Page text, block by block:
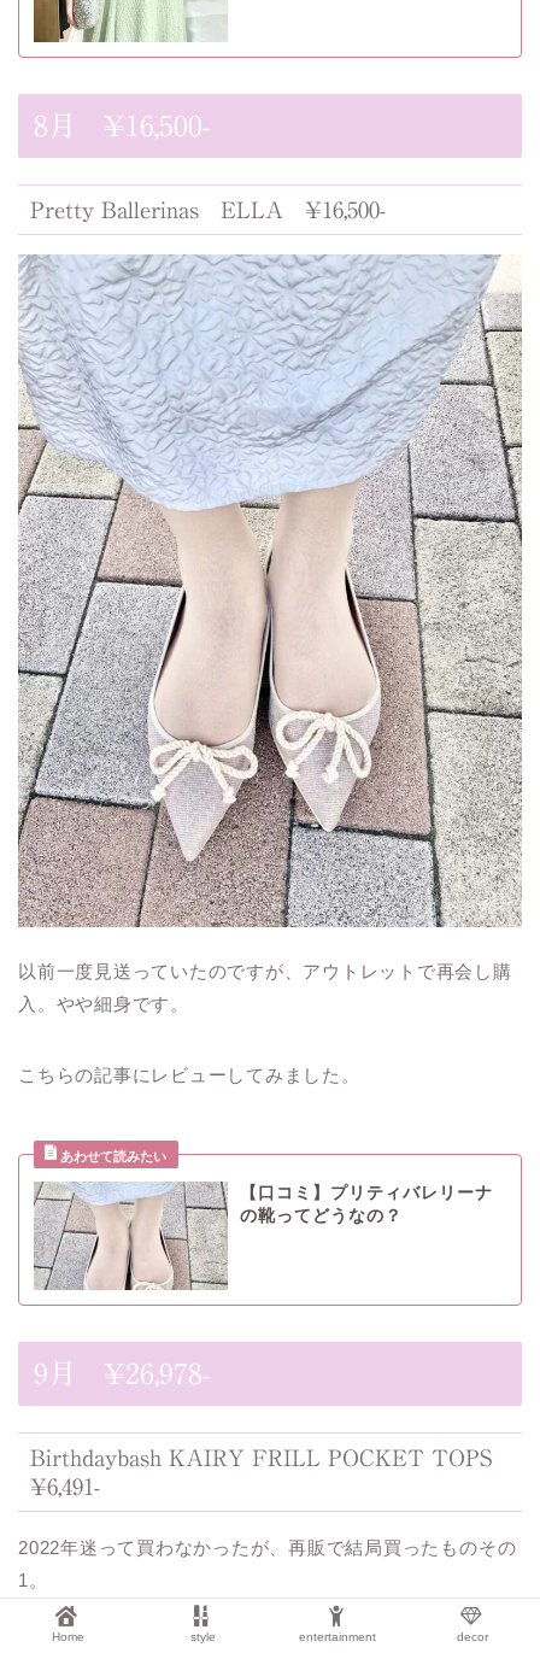
8月 ¥16,500-
Pretty Ballerinas ELLA ¥16,500-
以前一度見送っていたのですが、アウトレットで再会し購
入。やや細身です。
こちらの記事にレビューしてみました。
【口コミ】プリティバレリーナ
の靴ってどうなの？
9月 ¥26,978-
Birthdaybash KAIRY FRILL POCKET TOPS
¥6,491-
2022年迷って買わなかったが、再販で結局買ったものその
1。
Home style entertainment decor